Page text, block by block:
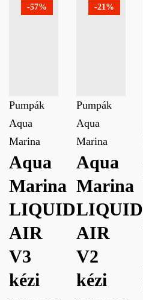
-57%
Pumpák
Aqua
Marina
Aqua
Marina
LIQUID
AIR
V3
kézi
-21%
Pumpák
Aqua
Marina
Aqua
Marina
LIQUID
AIR
V2
kézi